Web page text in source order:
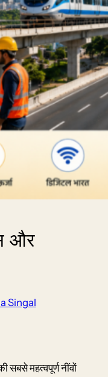
और
Singal
सबसे महत्वपूर्ण नींवों